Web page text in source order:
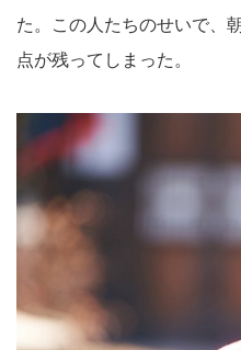
た。この人たちのせいで、
点が残ってしまった。